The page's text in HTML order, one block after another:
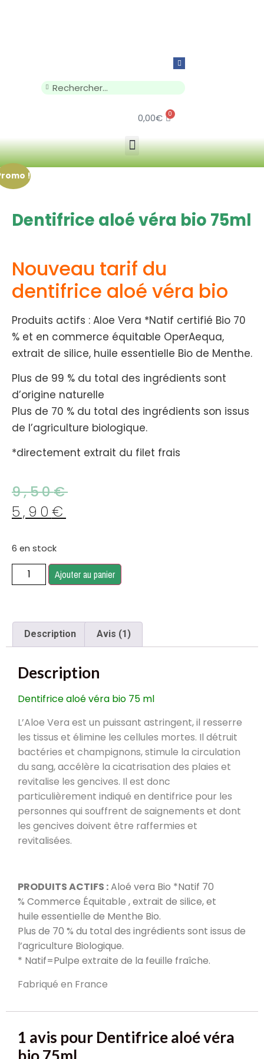
0,00€ 0
!
Dentifrice aloé véra bio 75ml
Nouveau tarif du
dentifrice aloé véra bio
Produits actifs : Aloe Vera *Natif certifié Bio 70
% et en commerce équitable OperAequa,
extrait de silice, huile essentielle Bio de Menthe.
Plus de 99 % du total des ingrédients sont
d’origine naturelle
Plus de 70 % du total des ingrédients son issus
de l’agriculture biologique.
*directement extrait du filet frais
9,50€
5,90 €
6 en stock
Ajouter au panier
Description Avis (1)
Description
Dentifrice aloé véra bio 75 ml
L’Aloe Vera est un puissant astringent, il resserre
les tissus et élimine les cellules mortes. Il détruit
bactéries et champignons, stimule la circulation
du sang, accélère la cicatrisation des plaies et
revitalise les gencives. Il est donc
particulièrement indiqué en dentifrice pour les
personnes qui souffrent de saignements et dont
les gencives doivent être raffermies et
revitalisées.
PRODUITS ACTIFS :Aloé vera Bio *Natif 70
% Commerce Équitable , extrait de silice, et
huile essentielle de Menthe Bio.
Plus de 70 % du total des ingrédients sont issus de
l’agriculture Biologique.
* Natif=Pulpe extraite de la feuille fraîche.
Fabriqué en France
1 avis pour Dentifrice aloé véra